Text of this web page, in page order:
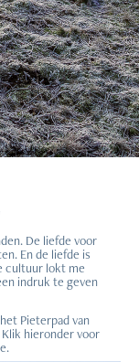
De liefde voor
En de liefde is
cultuur lokt me
indruk te geven
Pieterpad van
hieronder voor